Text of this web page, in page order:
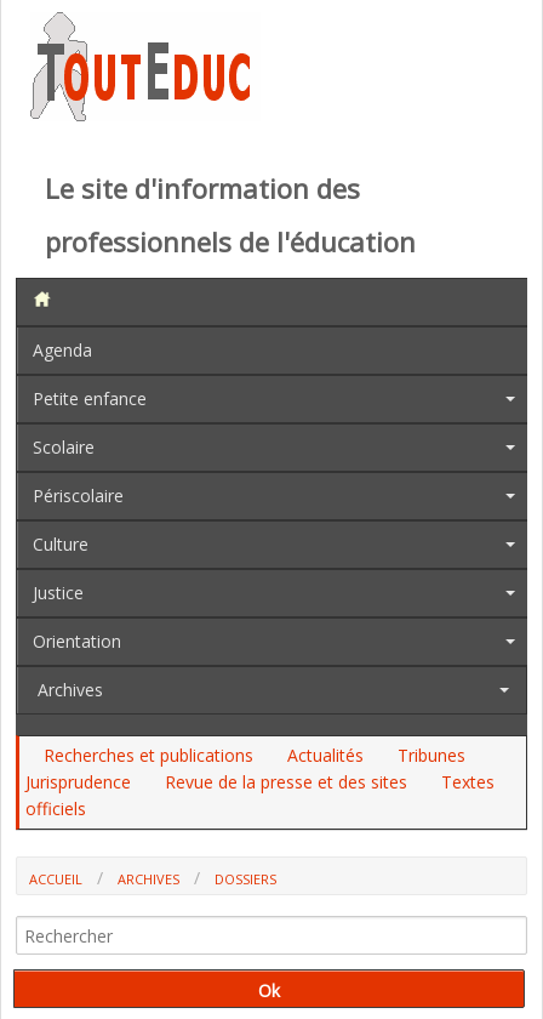
Le site d'information des
professionnels de l'éducation
Agenda
Petite enfance
Scolaire
Périscolaire
Culture
Justice
Orientation
Archives
Recherches et publications Actualités
Tribunes
Jurisprudence
Revue de la presse et des sites
Textes
officiels
ACCUEIL ARCHIVES
DOSSIERS
TRIBUNE DE CLAUDE LELIÈVRE)